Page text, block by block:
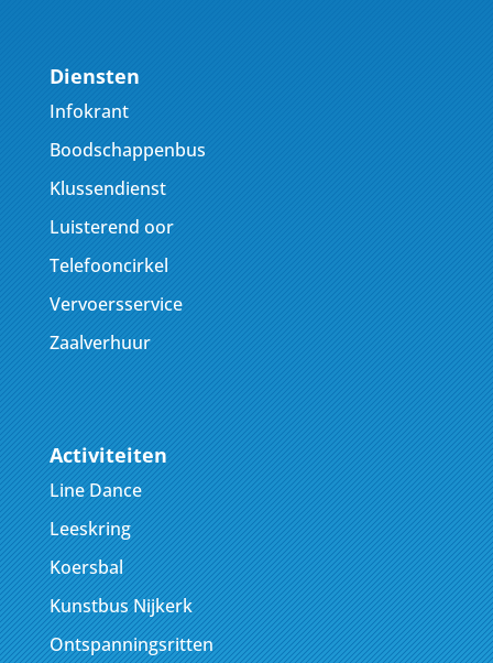
Diensten
Infokrant
Boodschappenbus
Klussendienst
Luisterend oor
Telefooncirkel
Vervoersservice
Zaalverhuur
Activiteiten
Line Dance
Leeskring
Koersbal
Kunstbus Nijkerk
Ontspanningsritten